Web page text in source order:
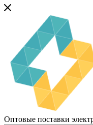
Оптовые поставки